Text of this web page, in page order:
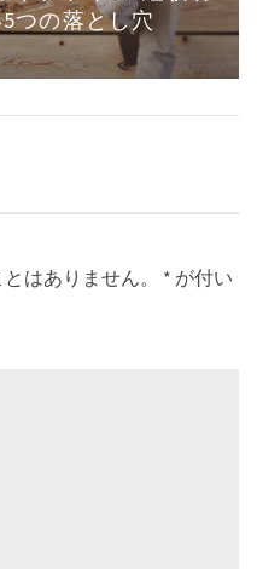
つの落とし穴
はありません。 * が付い